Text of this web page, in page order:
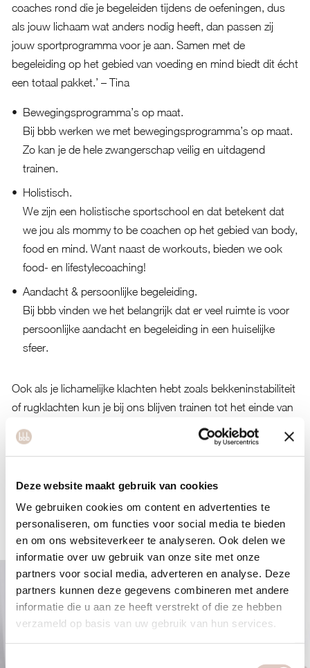
Deze website maakt gebruik van cookies
We gebruiken cookies om content en advertenties te
personaliseren, om functies voor social media te bieden
en om ons websiteverkeer te analyseren. Ook delen we
informatie over uw gebruik van onze site met onze
partners voor social media, adverteren en analyse. Deze
partners kunnen deze gegevens combineren met andere
informatie die u aan ze heeft verstrekt of die ze hebben
verzameld op basis van uw gebruik van hun services.
coaches rond die je begeleiden tijdens de oefeningen, dus
als jouw lichaam wat anders nodig heeft, dan passen zij
jouw sportprogramma voor je aan. Samen met de
begeleiding op het gebied van voeding en mind biedt dit écht
een totaal pakket.’ – Tina
Bewegingsprogramma’s op maat.
Bij bbb werken we met bewegingsprogramma’s op maat.
Zo kan je de hele zwangerschap veilig en uitdagend
trainen.
Holistisch.
We zijn een holistische sportschool en dat betekent dat
we jou als mommy to be coachen op het gebied van body,
food en mind. Want naast de workouts, bieden we ook
food- en lifestylecoaching!
Aandacht & persoonlijke begeleiding.
Bij bbb vinden we het belangrijk dat er veel ruimte is voor
persoonlijke aandacht en begeleiding in een huiselijke
sfeer.
Ook als je lichamelijke klachten hebt zoals bekkeninstabiliteit
of rugklachten kun je bij ons blijven trainen tot het einde van
BOEK EEN GRATIS PROEFLES